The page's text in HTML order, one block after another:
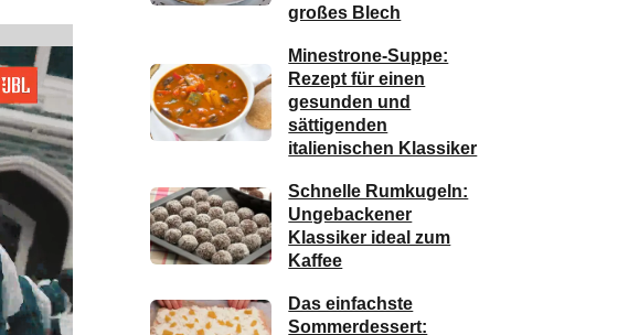
großes Blech
Minestrone-Suppe:
Rezept für einen
gesunden und
sättigenden
italienischen Klassiker
Schnelle Rumkugeln:
Ungebackener
Klassiker ideal zum
Kaffee
Das einfachste
Sommerdessert: